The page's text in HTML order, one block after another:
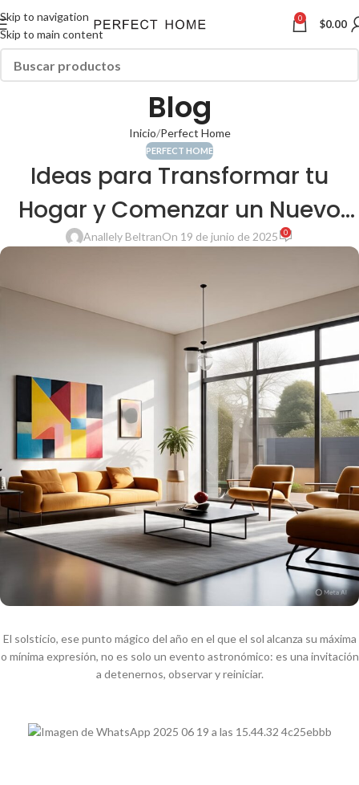
Skip to navigation
Skip to main content
0 $0.00
Blog
Inicio Perfect Home
PERFECT HOME
Ideas para Transformar tu
Hogar y Comenzar un Nuevo
Ciclo
Anallely BeltranOn 19 de junio de 2025 0
El solsticio, ese punto mágico del año en el que el sol alcanza su máxima
o mínima expresión, no es solo un evento astronómico: es una invitación
a detenernos, observar y reiniciar.